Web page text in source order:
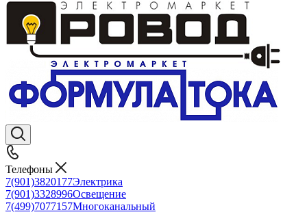
Телефоны
7(901)3820177Электрика
7(901)3328996Освещение
7(499)7077157Многоканальный